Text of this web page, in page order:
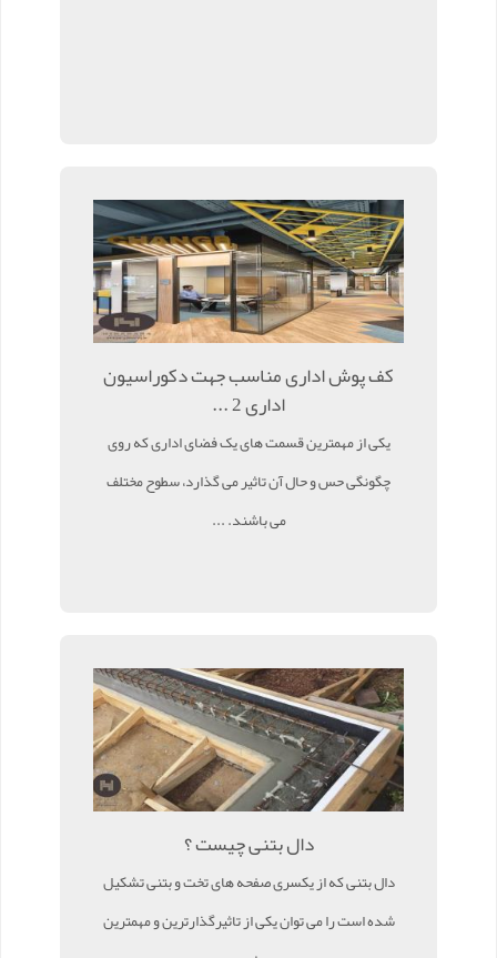
کف پوش اداری مناسب جهت دکوراسیون
اداری 2 ...
یکی از مهمترین قسمت های یک فضای اداری که روی
چگونگی حس و حال آن تاثیر می گذارد، سطوح مختلف
می باشند. ...
دال بتنی چیست ؟
دال بتنی که از یکسری صفحه های تخت و بتنی تشکیل
شده است را می توان یکی از تاثیرگذارترین و مهمترین